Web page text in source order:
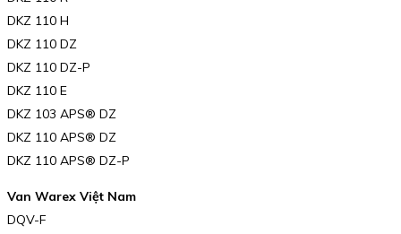
DKZ 110 H
DKZ 110 DZ
DKZ 110 DZ-P
DKZ 110 E
DKZ 103 APS® DZ
DKZ 110 APS® DZ
DKZ 110 APS® DZ-P
Van Warex Việt Nam
DQV-F